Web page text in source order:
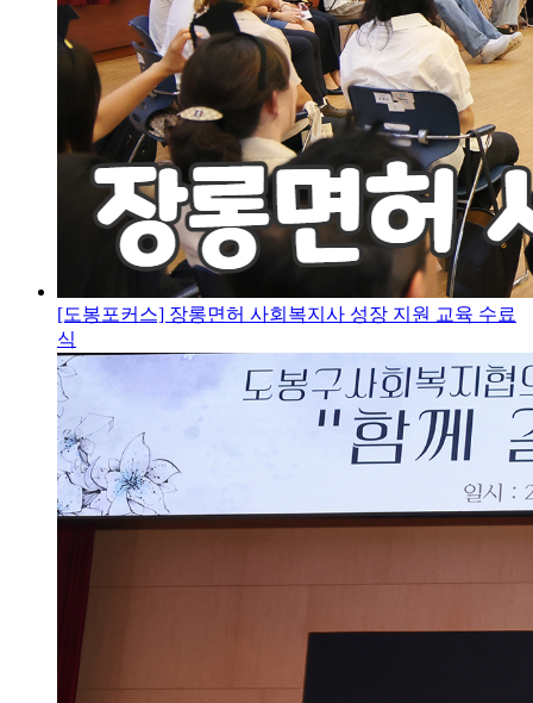
[도봉포커스] 장롱면허 사회복지사 성장 지원 교육 수료
식